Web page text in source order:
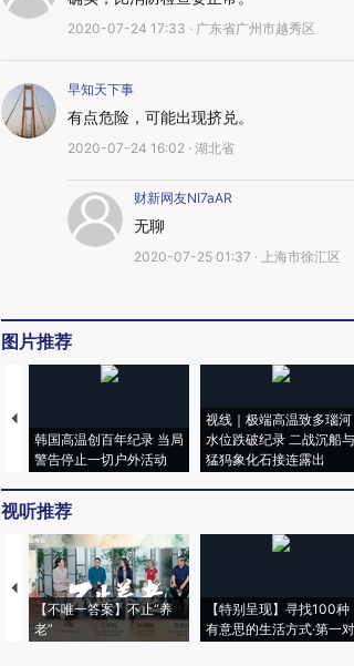
2020-07-24 17:33 · 广东省广州市越秀区
早知天下事
有点危险，可能出现挤兑。
2020-07-24 16:02 · 湖北省
财新网友NI7aAR
无聊
2020-07-25 01:37 · 上海市徐汇区
图片推荐
韩国高温创百年纪录 当局
警告停止一切户外活动
视线｜极端高温致多瑙河
水位跌破纪录 二战沉船与
猛犸象化石接连露出
视听推荐
【不唯一答案】不止“养
老”
【特别呈现】寻找100种
有意思的生活方式·第一对